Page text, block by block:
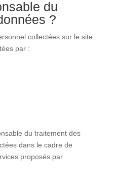
du
?
collectées sur le site
par :
du traitement des
dans le cadre de
proposés par